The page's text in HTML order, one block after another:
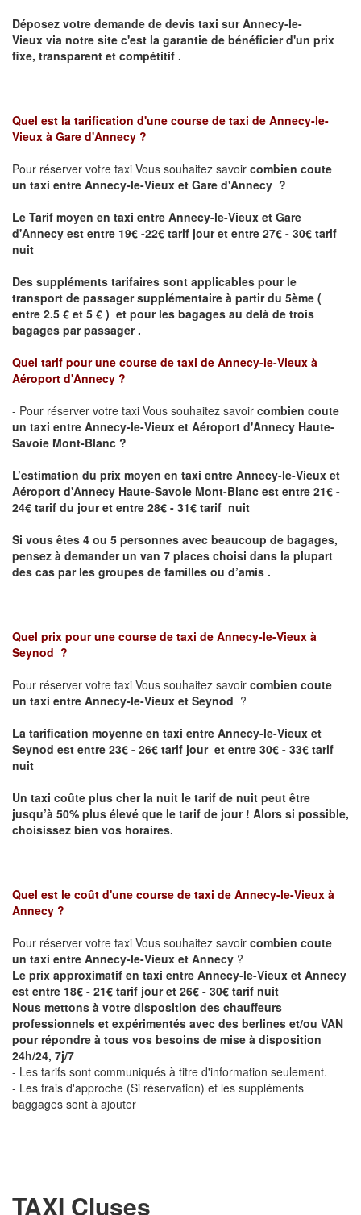
Déposez votre demande de devis taxi surAnnecy-le-
Vieux via notre site c'est la garantie de bénéficier d'un prix
fixe, transparent et compétitif .
Quel est la tarification d'une course de taxi de Annecy-le-
Vieux à Gare d'Annecy ?
Pour réserver votre taxi Vous souhaitez savoir combien coute
un taxi entre Annecy-le-Vieux et Gare d'Annecy ?
Le Tarif moyen en taxi entre Annecy-le-Vieux et Gare
d'Annecy est entre 19€ -22€ tarif jour et entre 27€ - 30€ tarif
nuit
Des suppléments tarifaires sont applicables pour le
transport de passager supplémentaire à partir du 5ème (
entre 2.5 € et 5 € ) et pour les bagages au delà de trois
bagages par passager .
Quel tarif pour une course de taxi de Annecy-le-Vieux à
Aéroport d'Annecy ?
- Pour réserver votre taxi Vous souhaitez savoir combien coute
un taxi entre Annecy-le-Vieux et Aéroport d'Annecy Haute-
Savoie Mont-Blanc ?
L’estimation du prix moyen en taxi entre Annecy-le-Vieux et
Aéroport d'Annecy Haute-Savoie Mont-Blanc est entre 21€ -
24€ tarif du jour et entre 28€ - 31€ tarif nuit
Si vous êtes 4 ou 5 personnes avec beaucoup de bagages,
pensez à demander un van 7 places choisi dans la plupart
des cas par les groupes de familles ou d’amis .
Quel prix pour une course de taxi de Annecy-le-Vieux à
Seynod ?
Pour réserver votre taxi Vous souhaitez savoir combien coute
un taxi entre Annecy-le-Vieux et Seynod ?
La tarification moyenne en taxi entre Annecy-le-Vieux et
Seynod est entre 23€ - 26€ tarif jour et entre 30€ - 33€ tarif
nuit
Un taxi coûte plus cher la nuit le tarif de nuit peut être
jusqu’à 50% plus élevé que le tarif de jour ! Alors si possible,
choisissez bien vos horaires.
Quel est le coût d'une course de taxi de Annecy-le-Vieux à
Annecy ?
Pour réserver votre taxi Vous souhaitez savoir combien coute
un taxi entre Annecy-le-Vieux et Annecy ?
Le prix approximatif en taxi entre Annecy-le-Vieux et Annecy
est entre 18€ - 21€ tarif jour et 26€ - 30€ tarif nuit
Nous mettons à votre disposition des chauffeurs
professionnels et expérimentés avec des berlines et/ou VAN
pour répondre à tous vos besoins de mise à disposition
24h/24, 7j/7
- Les tarifs sont communiqués à titre d'information seulement.
- Les frais d'approche (Si réservation) et les suppléments
baggages sont à ajouter
TAXI Cluses